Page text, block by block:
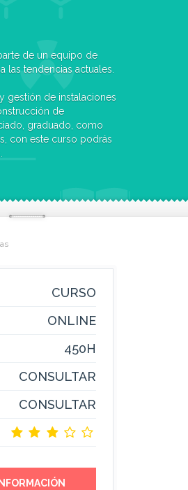
de un equipo de
las tendencias actuales.
gestión de instalaciones
de
graduado, como
con este curso podrás
CURSO
ONLINE
450H
CONSULTAR
CONSULTAR